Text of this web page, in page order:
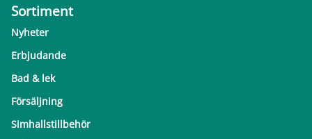
Sortiment
Nyheter
Erbjudande
Bad & lek
Försäljning
Simhallstillbehör